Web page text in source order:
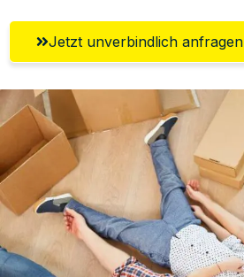
Jetzt unverbindlich anfragen